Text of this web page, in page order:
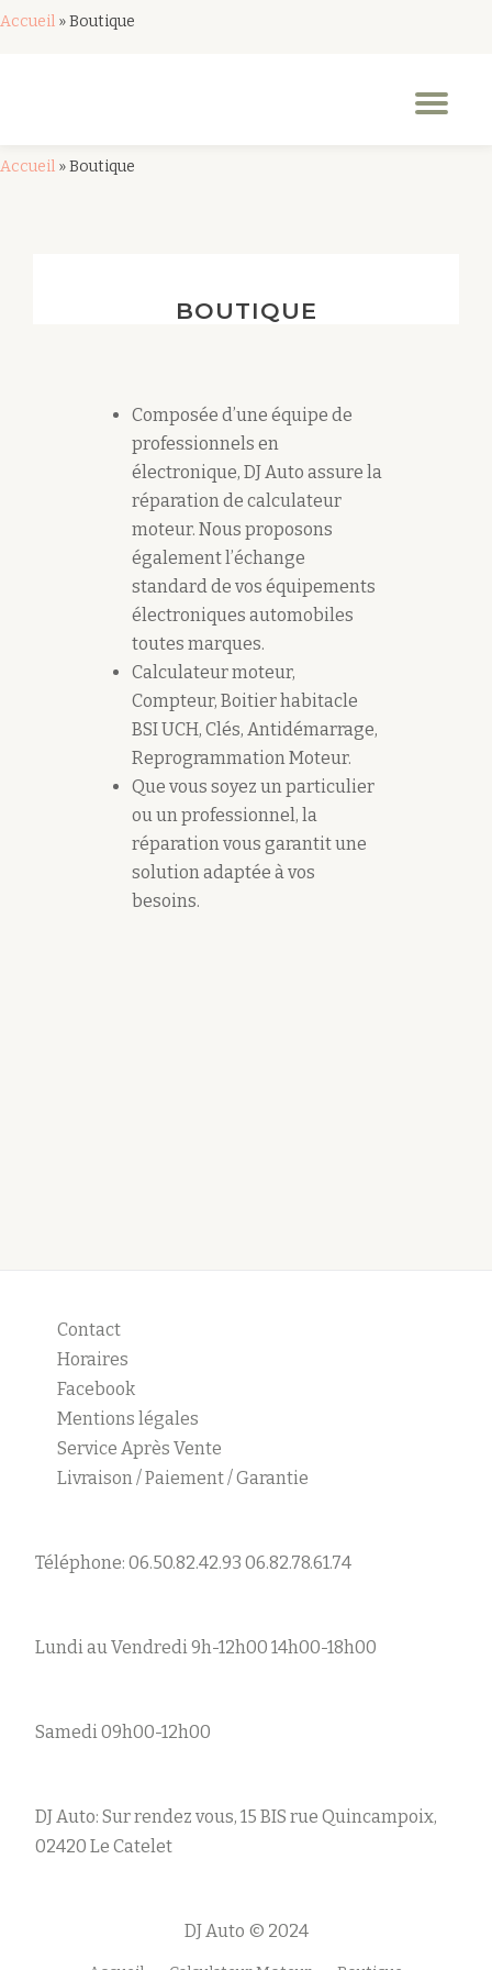
Accueil »Boutique
Accueil »Boutique
BOUTIQUE
Composée d’une équipe de
professionnels en
électronique, DJ Auto assure la
réparation de calculateur
moteur. Nous proposons
également l’échange
standard de vos équipements
électroniques automobiles
toutes marques.
Calculateur moteur,
Compteur, Boitier habitacle
BSI UCH, Clés, Antidémarrage,
Reprogrammation Moteur.
Que vous soyez un particulier
ou un professionnel, la
réparation vous garantit une
solution adaptée à vos
besoins.
Contact
Horaires
Facebook
Mentions légales
Service Après Vente
Livraison / Paiement / Garantie
Téléphone: 06.50.82.42.93 06.82.78.61.74
Lundi au Vendredi 9h-12h00 14h00-18h00
Samedi 09h00-12h00
DJ Auto: Sur rendez vous, 15 BIS rue Quincampoix,
02420 Le Catelet
DJ Auto © 2024